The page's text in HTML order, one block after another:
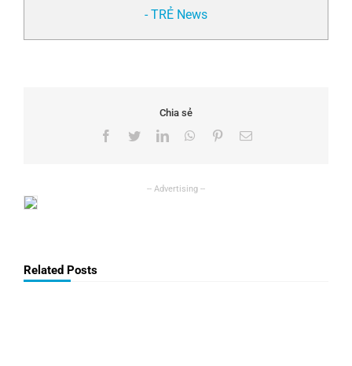
- TRẺ News
Chia sẻ
Facebook
TwitterLinkedInWhatsApp
PinterestEmail
Related Posts